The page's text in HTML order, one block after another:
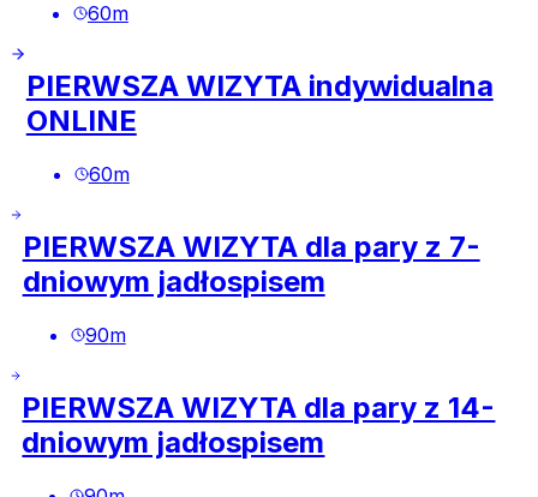
60m
PIERWSZA WIZYTA indywidualna
ONLINE
60m
PIERWSZA WIZYTA dla pary z 7-
dniowym jadłospisem
90m
PIERWSZA WIZYTA dla pary z 14-
dniowym jadłospisem